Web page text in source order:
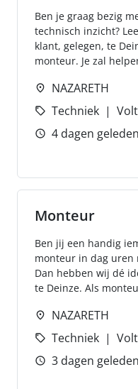
Ben je graag bezig
technisch inzicht?
klant, gelegen, te
monteur. Je zal
NAZARETH
Techniek
4 dagen geleden
Monteur
Ben jij een handig
monteur in dag uren
Dan hebben wij dé
te Deinze. Als
NAZARETH
Techniek
3 dagen geleden